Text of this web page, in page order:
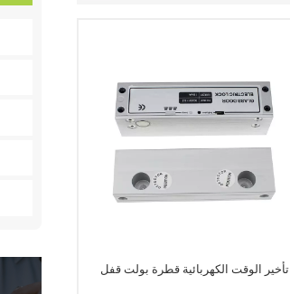
تأخير الوقت الكهربائية قطرة بولت قفل